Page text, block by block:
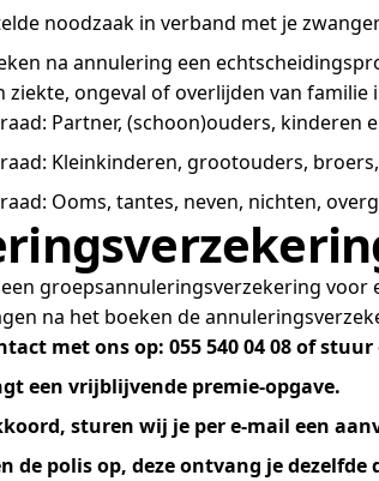
noodzaak in verband met je
na annulering een
ziekte, ongeval of overlijden van
Partner, (schoon)ouders, kinderen
Kleinkinderen, grootouders,
Ooms, tantes, neven, nichten,
groepsannuleringsverzekering voor
na het boeken de
met ons op: 055 540 04 08 of
een vrijblijvende premie-opgave.
sturen wij je per e-mail een
de polis op, deze ontvang je dezelfde